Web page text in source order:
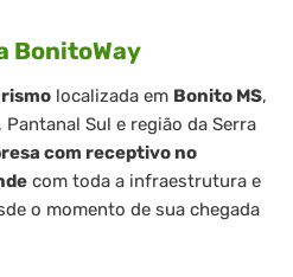
BonitoWay
localizada em Bonito MS,
Sul e região da Serra
com receptivo no
com toda a infraestrutura e
o momento de sua chegada